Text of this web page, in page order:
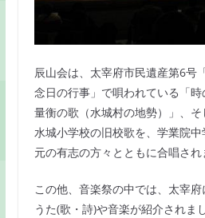
辰山会は、太宰府市民遺産第6号
念日の行事」で唄われている「
量衡の歌（水城村の地勢）」、
水城小学校の旧校歌を、学業院
元の有志の方々とともに合唱され
この他、音楽祭の中では、太宰
うた(歌・詩)や音楽が紹介されまし